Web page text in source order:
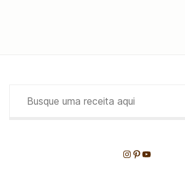
Instagram
Pinterest
Youtube